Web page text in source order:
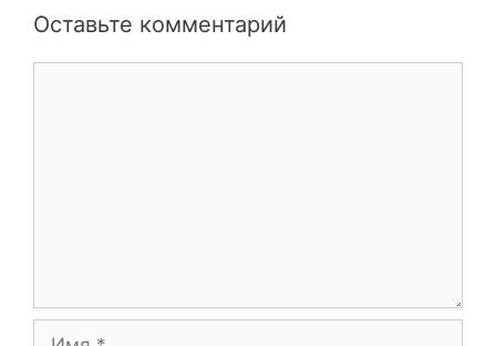
Оставьте комментарий